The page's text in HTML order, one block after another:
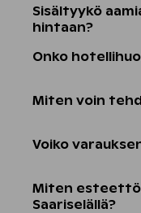
Sisältyykö
hintaan?
Onko
Miten voin
Voiko
Miten
Saariselällä?